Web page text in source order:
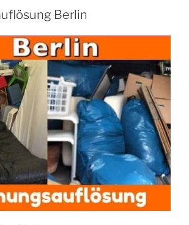
Berlin